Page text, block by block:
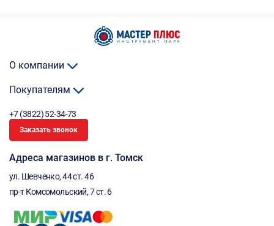
О компании
Покупателям
+7 (3822) 52-34-73
Заказать звонок
Адреса магазинов в г. Томск
ул. Шевченко, 44 ст. 46
пр-т Комсомольский, 7 ст. 6